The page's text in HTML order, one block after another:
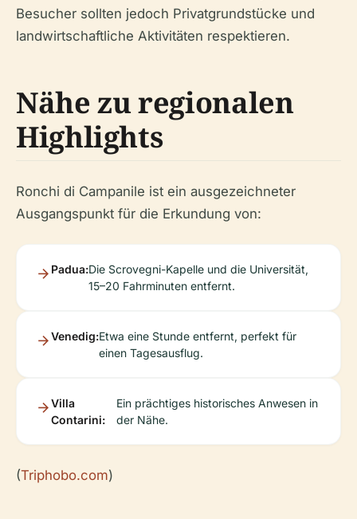
Besucher sollten jedoch Privatgrundstücke und
landwirtschaftliche Aktivitäten respektieren.
Nähe zu regionalen
Highlights
Ronchi di Campanile ist ein ausgezeichneter
Ausgangspunkt für die Erkundung von:
Padua:Die Scrovegni-Kapelle und die Universität,
15–20 Fahrminuten entfernt.
Venedig:Etwa eine Stunde entfernt, perfekt für
einen Tagesausflug.
Villa
Contarini:
Ein prächtiges historisches Anwesen in
der Nähe.
(Triphobo.com)